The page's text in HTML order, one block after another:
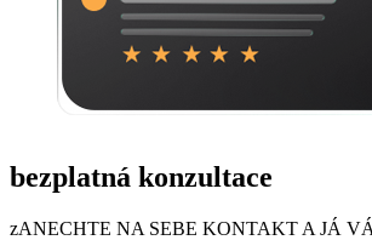
bezplatná konzultace
zANECHTE NA SEBE KONTAKT A JÁ